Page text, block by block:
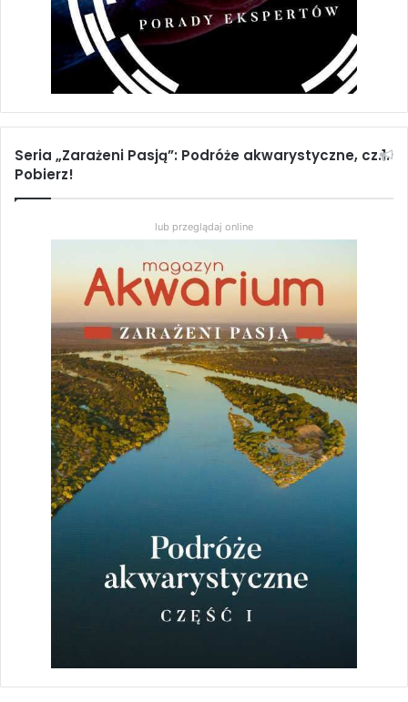
Seria „Zarażeni Pasją”: Podróże akwarystyczne, cz.1.
Pobierz!
lub przeglądaj online